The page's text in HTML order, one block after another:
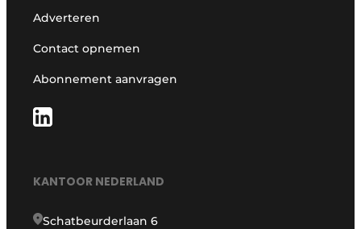
Adverteren
Contact opnemen
Abonnement aanvragen
KANTOOR NEDERLAND
Schatbeurderlaan 6